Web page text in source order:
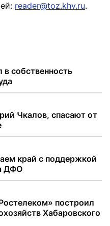
reader@toz.khv.ru.
собственность
Чкалов, спасают от
край с поддержкой
ДФО
построил
Хабаровского